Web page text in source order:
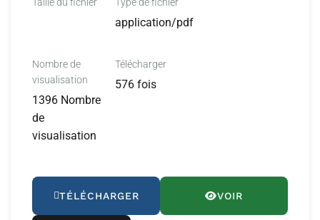
application/pdf
Nombre de
visualisation
1396 Nombre
de
visualisation
Télécharger
576 fois
TÉLÉCHARGER VOIR